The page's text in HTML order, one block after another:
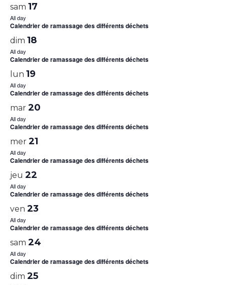
sam 17
All day
Calendrier de ramassage des différents déchets
dim 18
All day
Calendrier de ramassage des différents déchets
lun 19
All day
Calendrier de ramassage des différents déchets
mar 20
All day
Calendrier de ramassage des différents déchets
mer 21
All day
Calendrier de ramassage des différents déchets
jeu 22
All day
Calendrier de ramassage des différents déchets
ven 23
All day
Calendrier de ramassage des différents déchets
sam 24
All day
Calendrier de ramassage des différents déchets
dim 25